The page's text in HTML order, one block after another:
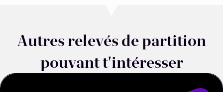
Autres relevés de partition
pouvant t'intéresser